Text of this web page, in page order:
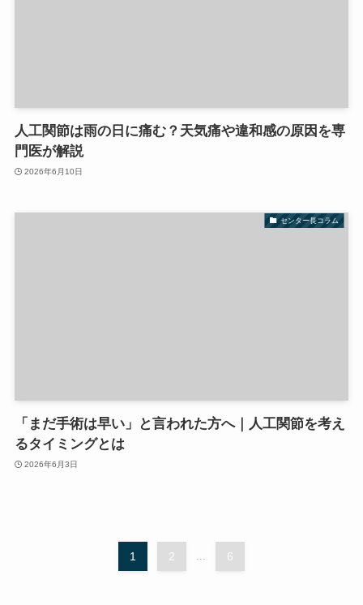
人工関節は雨の日に痛む？天気痛や違和感の原因を専
門医が解説
2026年6月10日
センター長コラム
「まだ手術は早い」と言われた方へ｜人工関節を考え
るタイミングとは
2026年6月3日
1 2 ... 6